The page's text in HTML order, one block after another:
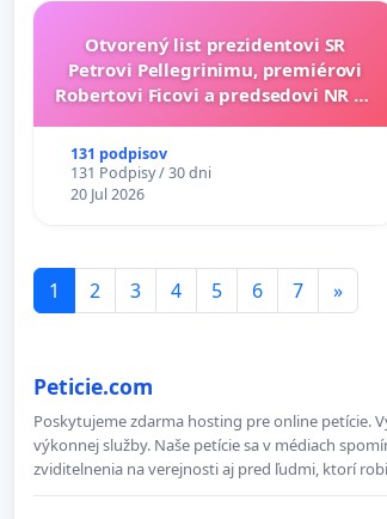
Otvorený list prezidentovi SR
Petrovi Pellegrinimu, premiérovi
Robertovi Ficovi a predsedovi NR SR
131 podpisov
131 Podpisy / 30 dni
20 Jul 2026
1 2 3 4 5 6 7 »
Peticie.com
Poskytujeme zdarma hosting pre online petície.
výkonnej služby. Naše petície sa v médiach
zviditelnenia na verejnosti aj pred ľudmi, ktorí